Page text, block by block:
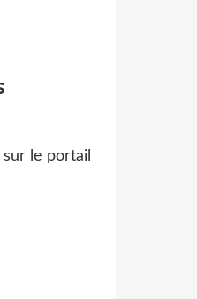
le portail